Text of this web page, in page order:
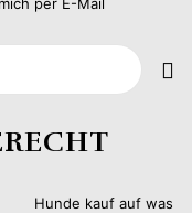
Hunde kauf auf was